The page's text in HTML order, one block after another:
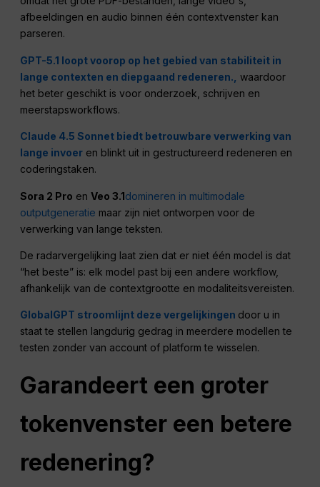
afbeeldingen en audio binnen één contextvenster kan
parseren.
GPT-5.1 loopt voorop op het gebied van stabiliteit in
lange contexten en diepgaand redeneren., waardoor
het beter geschikt is voor onderzoek, schrijven en
meerstapsworkflows.
Claude 4.5 Sonnet biedt betrouwbare verwerking van
lange invoer en blinkt uit in gestructureerd redeneren en
coderingstaken.
Sora 2 Pro enVeo 3.1domineren in multimodale
outputgeneratie maar zijn niet ontworpen voor de
verwerking van lange teksten.
De radarvergelijking laat zien dat er niet één model is dat
“het beste” is: elk model past bij een andere workflow,
afhankelijk van de contextgrootte en modaliteitsvereisten.
GlobalGPT stroomlijnt deze vergelijkingen door u in
staat te stellen langdurig gedrag in meerdere modellen te
testen zonder van account of platform te wisselen.
Garandeert een groter
tokenvenster een betere
redenering?